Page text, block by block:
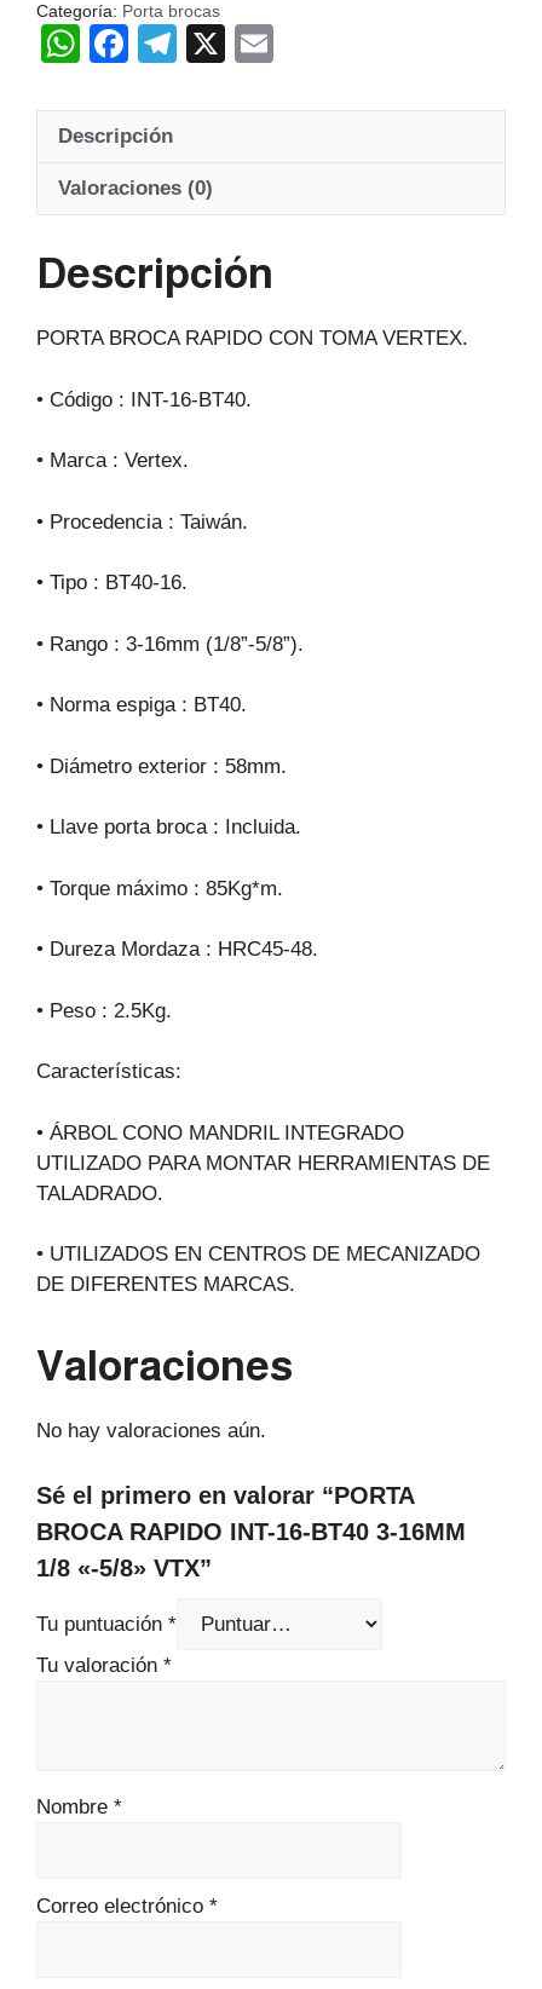
cantidad
Categoría: Porta brocas
W
at
A
p
F
c
b
o
T
e
a
X
ail
Descripción
Valoraciones (0)
Descripción
PORTA BROCA RAPIDO CON TOMA VERTEX.
• Código : INT-16-BT40.
• Marca : Vertex.
• Procedencia : Taiwán.
• Tipo : BT40-16.
• Rango : 3-16mm (1/8”-5/8”).
• Norma espiga : BT40.
• Diámetro exterior : 58mm.
• Llave porta broca : Incluida.
• Torque máximo : 85Kg*m.
• Dureza Mordaza : HRC45-48.
• Peso : 2.5Kg.
Características:
• ÁRBOL CONO MANDRIL INTEGRADO
UTILIZADO PARA MONTAR HERRAMIENTAS DE
TALADRADO.
• UTILIZADOS EN CENTROS DE MECANIZADO
DE DIFERENTES MARCAS.
Valoraciones
No hay valoraciones aún.
Sé el primero en valorar “PORTA
BROCA RAPIDO INT-16-BT40 3-16MM
1/8 «-5/8» VTX”
Tu puntuación *
Tu valoración *
Nombre *
Correo electrónico *